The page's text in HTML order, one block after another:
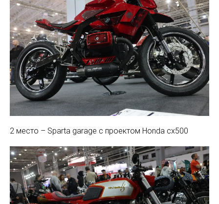
2 место – Sparta garage с проектом Honda cx500